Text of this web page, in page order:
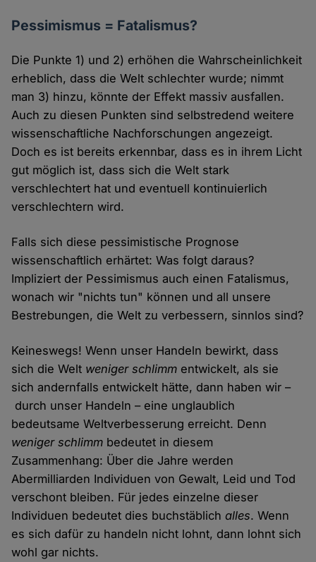
Pessimismus = Fatalismus?
Die Punkte 1) und 2) erhöhen die Wahrscheinlichkeit
erheblich, dass die Welt schlechter wurde; nimmt
man 3) hinzu, könnte der Effekt massiv ausfallen.
Auch zu diesen Punkten sind selbstredend weitere
wissenschaftliche Nachforschungen angezeigt.
Doch es ist bereits erkennbar, dass es in ihrem Licht
gut möglich ist, dass sich die Welt stark
verschlechtert hat und eventuell kontinuierlich
verschlechtern wird.
Falls sich diese pessimistische Prognose
wissenschaftlich erhärtet: Was folgt daraus?
Impliziert der Pessimismus auch einen Fatalismus,
wonach wir "nichts tun" können und all unsere
Bestrebungen, die Welt zu verbessern, sinnlos sind?
Keineswegs! Wenn unser Handeln bewirkt, dass
sich die Welt weniger schlimm entwickelt, als sie
sich andernfalls entwickelt hätte, dann haben wir –
durch unser Handeln – eine unglaublich
bedeutsame Weltverbesserung erreicht. Denn
weniger schlimm bedeutet in diesem
Zusammenhang: Über die Jahre werden
Abermilliarden Individuen von Gewalt, Leid und Tod
verschont bleiben. Für jedes einzelne dieser
Individuen bedeutet dies buchstäblichalles. Wenn
es sich dafür zu handeln nicht lohnt, dann lohnt sich
wohl gar nichts.